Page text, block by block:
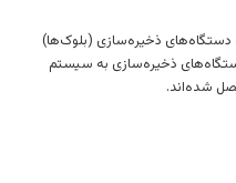
دستگاه‌های ذخیره‌سازی (بلوک‌ها)
ذخیره‌سازی به سیستم
شده‌اند.